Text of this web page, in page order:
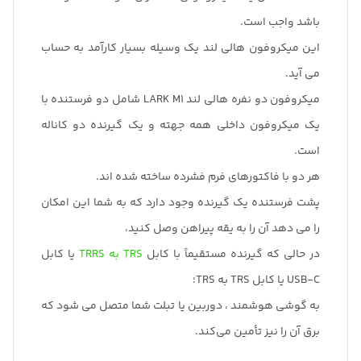
توسط سازنده مشخص نشده است
ورودی/خروجی صدا
نادیده گرفتن
سوئیچ خاموش/روشن
کنترل سطح خودکار
روش همگام سازی
آنتن
تعداد کانال های صوتی
2
ورودی/خروجی صدا
خروجی نامتعادل 1 x 1/8 اینچ / 3.5 میلی متر TRS زن
حفاظت از قدرت فانتوم
خیر
شبکه ورودی/خروجی
خیر
Word Clock I/O
خیر
اتصال USB/Lightning
1 عدد USB-C زن (در حال شارژ)
نیازمندی های قدرت
باشد واجب است.
این میکروفون هالی لند یک وسیله بسیار کارآمد به حساب
می آید.
میکروفون دو نفره هالی لند LARK M1 شامل دو فرستنده با
یک میکروفون داخلی همه جهته و یک گیرنده دو کاناله
است.
هر دو با فاکتورهای فرم فشرده ساخته شده اند.
پشت فرستنده یک گیرنده وجود دارد که به شما این امکان
را می دهد آن را به یقه پیراهن وصل کنید،
در حالی که گیرنده مستقیماً با کابل TRS به TRRS
یا کابل
USB-C یا کابل TRS به TRS؛
به گوشی هوشمند ، دوربین یا تبلت شما متصل می شود که
برق آن را نیز تأمین می‌کند.